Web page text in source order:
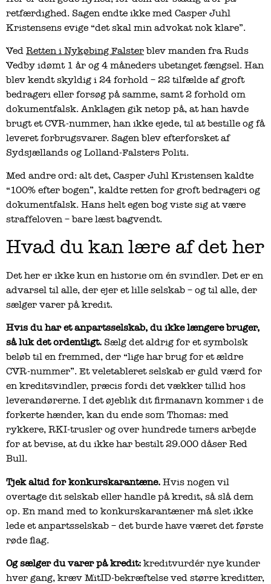
retfærdighed. Sagen endte ikke med Casper Juhl
Kristensens evige “det skal min advokat nok klare”.
Ved Retten i Nykøbing Falsterblev manden fra Ruds
Vedby idømt 1 år og 4 måneders ubetinget fængsel. Han
blev kendt skyldig i 24 forhold – 22 tilfælde af groft
bedrageri eller forsøg på samme, samt 2 forhold om
dokumentfalsk. Anklagen gik netop på, at han havde
brugt et CVR-nummer, han ikke ejede, til at bestille og få
leveret forbrugsvarer. Sagen blev efterforsket af
Sydsjællands og Lolland-Falsters Politi.
Med andre ord: alt det, Casper Juhl Kristensen kaldte
“100% efter bogen”, kaldte retten for groft bedrageri og
dokumentfalsk. Hans helt egen bog viste sig at være
straffeloven – bare læst bagvendt.
Hvad du kan lære af det her
Det her er ikke kun en historie om én svindler. Det er en
advarsel til alle, der ejer et lille selskab – og til alle, der
sælger varer på kredit.
Hvis du har et anpartsselskab, du ikke længere bruger,
så luk det ordentligt. Sælg det aldrig for et symbolsk
beløb til en fremmed, der “lige har brug for et ældre
CVR-nummer”. Et veletableret selskab er guld værd for
en kreditsvindler, præcis fordi det vækker tillid hos
leverandørerne. I det øjeblik dit firmanavn kommer i de
forkerte hænder, kan du ende som Thomas: med
rykkere, RKI-trusler og over hundrede timers arbejde
for at bevise, at du ikke har bestilt 29.000 dåser Red
Bull.
Tjek altid for konkurskarantæne. Hvis nogen vil
overtage dit selskab eller handle på kredit, så slå dem
op. En mand med to konkurskarantæner må slet ikke
lede et anpartsselskab – det burde have været det første
røde flag.
Og sælger du varer på kredit: kreditvurdér nye kunder
hver gang, kræv MitID-bekræftelse ved større kreditter,